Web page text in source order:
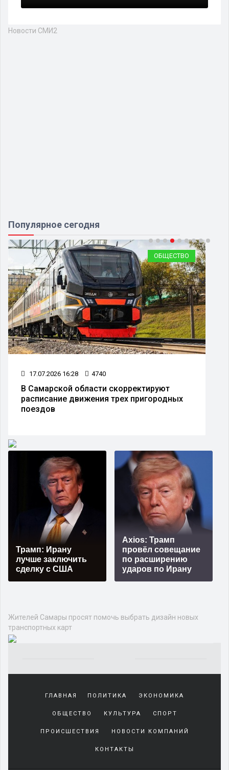
Новости СМИ2
Популярное сегодня
ОБЩЕСТВО
17.07.2026 16:28 4740
В Самарской области скорректируют
расписание движения трех пригородных
поездов
Трамп: Ирану
лучше заключить
сделку с США
Axios: Трамп
провёл совещание
по расширению
ударов по Ирану
Жителей Самары просят помочь выбрать дизайн новых
транспортных карт
sürekli
beraber
geçirerek
harcadığı
ГЛАВНАЯ ПОЛИТИКА ЭКОНОМИКА
ОБЩЕСТВО КУЛЬТУРА СПОРТ
ПРОИСШЕСТВИЯ НОВОСТИ КОМПАНИЙ
КОНТАКТЫ